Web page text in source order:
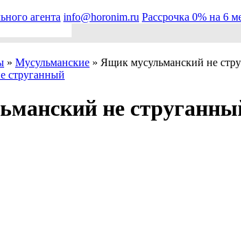
агента info@horonim.ru Рассрочка 0% на 6
» Мусульманские » Ящик мусульманский не
не